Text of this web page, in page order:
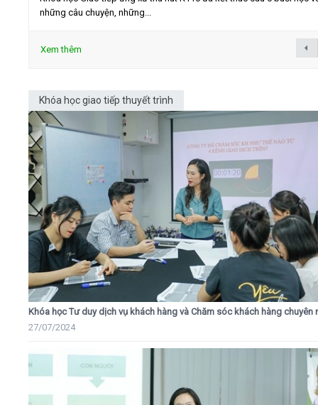
những câu chuyện, những...
Xem thêm
Khóa học giao tiếp thuyết trình
Khóa học Tư duy dịch vụ khách hàng và Chăm sóc khách hàng chuyên
27/07/2024